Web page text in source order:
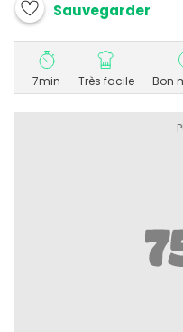
Sauvegarder
7min Très facile Bon